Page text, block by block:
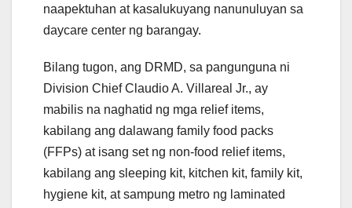
naapektuhan at kasalukuyang nanunuluyan sa
daycare center ng barangay.
Bilang tugon, ang DRMD, sa pangunguna ni
Division Chief Claudio A. Villareal Jr., ay
mabilis na naghatid ng mga relief items,
kabilang ang dalawang family food packs
(FFPs) at isang set ng non-food relief items,
kabilang ang sleeping kit, kitchen kit, family kit,
hygiene kit, at sampung metro ng laminated